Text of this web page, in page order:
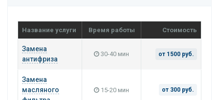
Название услуги Время работы Стоимость
Замена
антифриза
30-40 мин от 1500 руб.
Замена
масляного
15-20 мин от 300 руб.